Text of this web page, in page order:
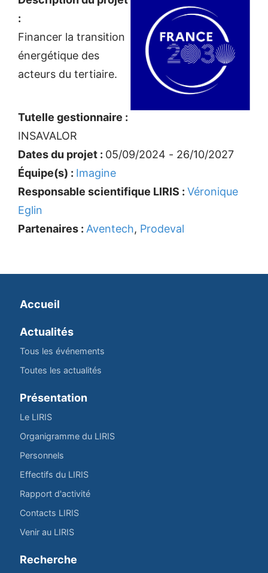
:
Financer la transition
énergétique des
acteurs du tertiaire.
Tutelle gestionnaire :
INSAVALOR
Dates du projet : 05/09/2024 - 26/10/2027
Équipe(s) : Imagine
Responsable scientifique LIRIS : Véronique
Eglin
Partenaires : Aventech, Prodeval
Accueil
Actualités
Tous les événements
Toutes les actualités
Présentation
Le LIRIS
Organigramme du LIRIS
Personnels
Effectifs du LIRIS
Rapport d'activité
Contacts LIRIS
Venir au LIRIS
Recherche